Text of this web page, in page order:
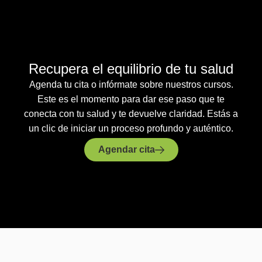
Recupera el equilibrio de tu salud
Agenda tu cita o infórmate sobre nuestros cursos.
Este es el momento para dar ese paso que te
conecta con tu salud y te devuelve claridad. Estás a
un clic de iniciar un proceso profundo y auténtico.
Agendar cita